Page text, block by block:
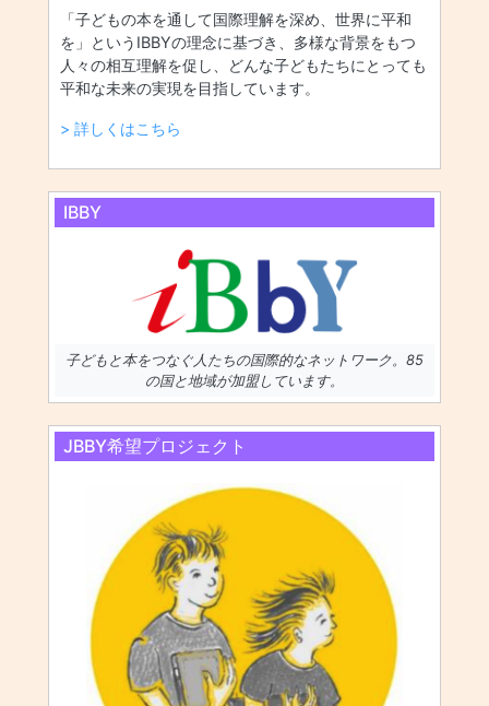
「子どもの本を通して国際理解を深め、世界に平和
を」というIBBYの理念に基づき、多様な背景をもつ
人々の相互理解を促し、どんな子どもたちにとっても
平和な未来の実現を目指しています。
> 詳しくはこちら
IBBY
子どもと本をつなぐ人たちの国際的なネットワーク。85
の国と地域が加盟しています。
JBBY希望プロジェクト